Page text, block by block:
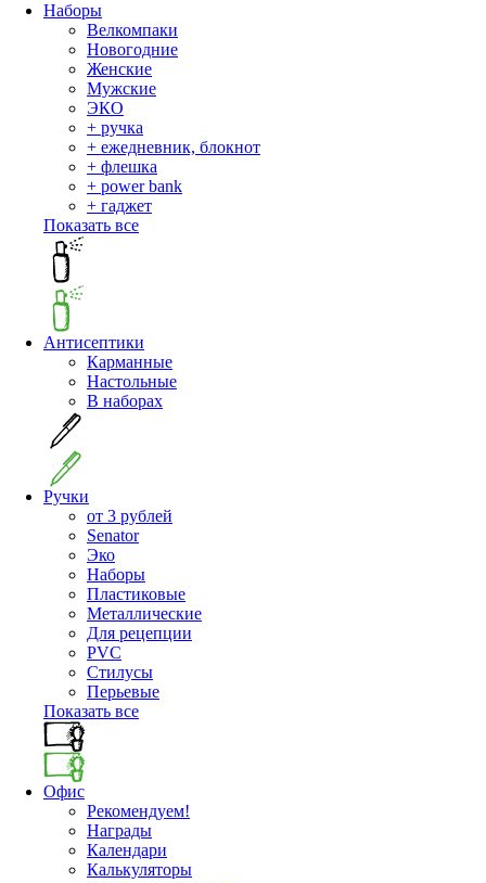
Наборы
Велкомпаки
Новогодние
Женские
Мужские
ЭКО
+ ручка
+ ежедневник, блокнот
+ флешка
+ power bank
+ гаджет
Показать все
Антисептики
Карманные
Настольные
В наборах
Ручки
от 3 рублей
Senator
Эко
Наборы
Пластиковые
Металлические
Для рецепции
PVC
Стилусы
Перьевые
Показать все
Офис
Рекомендуем!
Награды
Календари
Калькуляторы